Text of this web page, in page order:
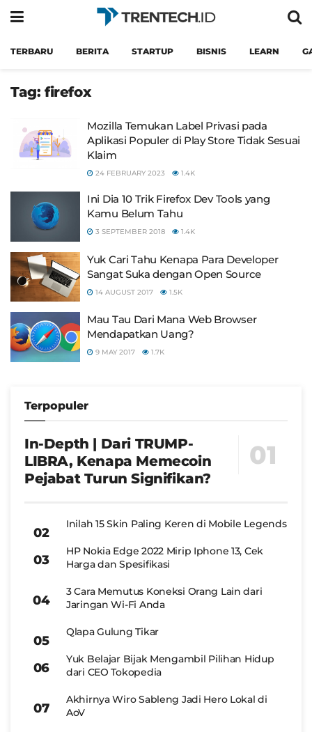
TERBARU BERITA STARTUP BISNIS LEARN
Tag: firefox
Mozilla Temukan Label Privasi pada
Aplikasi Populer di Play Store Tidak Sesuai
Klaim
24 FEBRUARY 2023 1.4K
Ini Dia 10 Trik Firefox Dev Tools yang
Kamu Belum Tahu
3 SEPTEMBER 2018 1.4K
Yuk Cari Tahu Kenapa Para Developer
Sangat Suka dengan Open Source
14 AUGUST 2017 1.5K
Mau Tau Dari Mana Web Browser
Mendapatkan Uang?
9 MAY 2017 1.7K
Terpopuler
In-Depth | Dari TRUMP-
LIBRA, Kenapa Memecoin
Pejabat Turun Signifikan?
Inilah 15 Skin Paling Keren di Mobile Legends
HP Nokia Edge 2022 Mirip Iphone 13, Cek
Harga dan Spesifikasi
3 Cara Memutus Koneksi Orang Lain dari
Jaringan Wi-Fi Anda
Qlapa Gulung Tikar
Yuk Belajar Bijak Mengambil Pilihan Hidup
dari CEO Tokopedia
Akhirnya Wiro Sableng Jadi Hero Lokal di
AoV